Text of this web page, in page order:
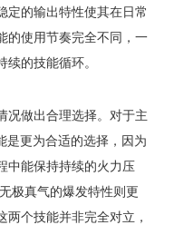
定的输出特性使其在日常
的使用节奏完全不同，一
的技能循环。
况做出合理选择。对于主
是更为合适的选择，因为
中能保持持续的火力压
极真气的爆发特性则更
个技能并非完全对立，